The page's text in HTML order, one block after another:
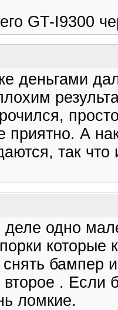
GT-I9300
деньгами
приятно. А
так
деле одно
которые
бампер
. Если
ломкие.